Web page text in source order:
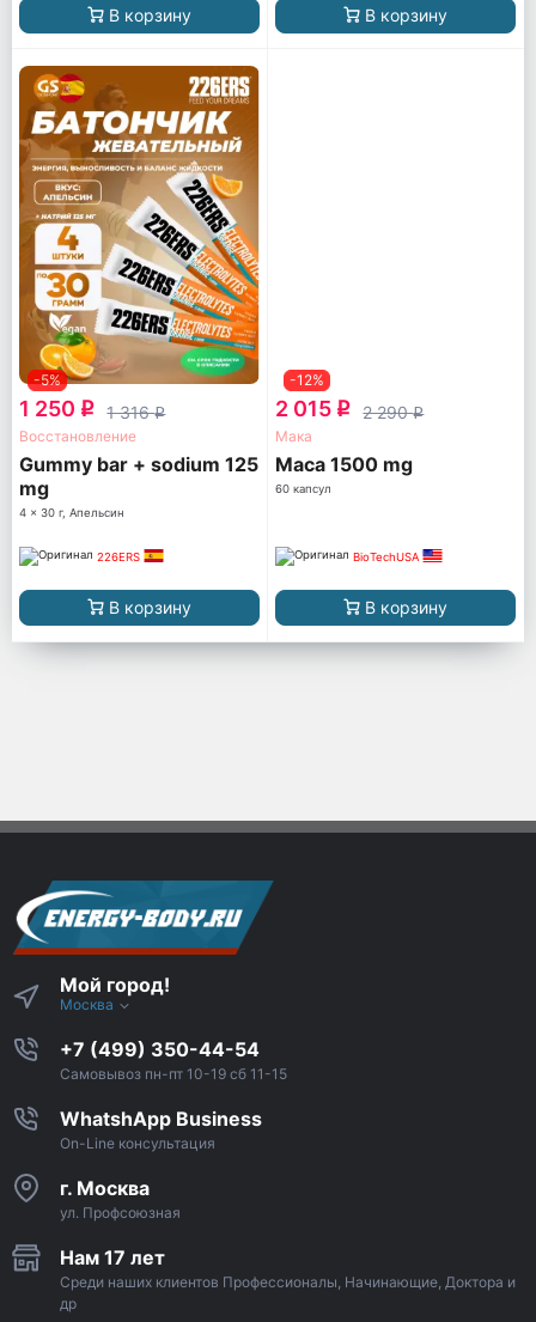
В корзину В корзину
-5%
1 250 q 1 316q
Восстановление
Gummy bar + sodium 125
mg
4 x 30 г, Апельсин
226ERS
В корзину
-12%
2 015 q 2 290q
Мака
Maca 1500 mg
60 капсул
BioTechUSA
В корзину
Мой город!
Москва
+7 (499) 350-44-54
Самовывоз пн-пт 10-19 сб 11-15
WhatshApp Business
On-Line консультация
г. Москва
ул. Профсоюзная
Нам 17 лет
Среди наших клиентов Профессионалы, Начинающие, Доктора и
др